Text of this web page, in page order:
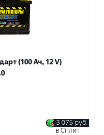
(100 Ач, 12 V)
3 075 руб.
в Сплит